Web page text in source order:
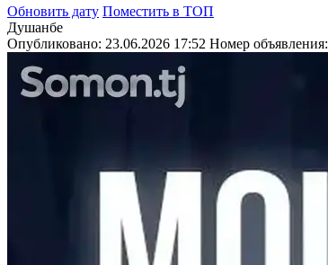
Обновить дату Поместить в ТОП
Душанбе
Опубликовано: 23.06.2026 17:52 Номер объявления: